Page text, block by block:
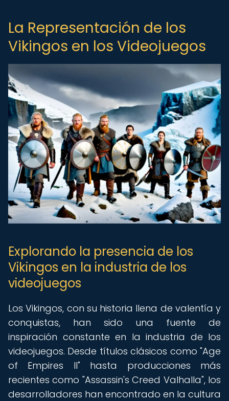
La Representación de los
Vikingos en los Videojuegos
Explorando la presencia de los
Vikingos en la industria de los
videojuegos
Los Vikingos, con su historia llena de valentía y
conquistas, han sido una fuente de
inspiración constante en la industria de los
videojuegos. Desde títulos clásicos como "Age
of Empires II" hasta producciones más
recientes como "Assassin's Creed Valhalla", los
desarrolladores han encontrado en la cultura